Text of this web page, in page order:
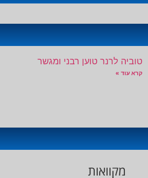
טוביה לרנר טוען רבני ומגשר
קרא עוד »
מקוואות